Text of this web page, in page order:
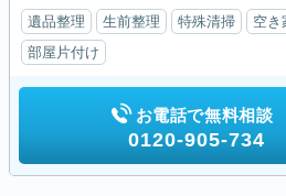
遺品整理 生前整理 特殊清掃 空き
部屋片付け
お電話で無料相談
0120-905-734